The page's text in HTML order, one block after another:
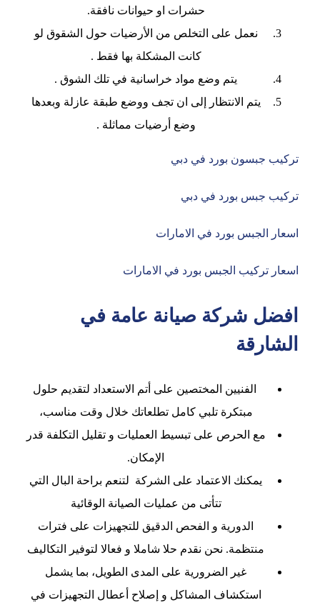
حشرات او حيوانات نافقة.
نعمل على التخلص من الأرضيات حول الشقوق لو
كانت المشكلة بها فقط .
يتم وضع مواد خراسانية في تلك الشوق .
يتم الانتظار إلى ان تجف ووضع طبقة عازلة وبعدها
وضع أرضيات مماثلة .
تركيب جبسون بورد في دبي
تركيب جبس بورد في دبي
اسعار الجبس بورد في الامارات
اسعار تركيب الجبس بورد في الامارات
افضل شركة صيانة عامة في
الشارقة
الفنيين المختصين على أتم الاستعداد لتقديم حلول
مبتكرة تلبي كامل تطلعاتك خلال وقت مناسب،
مع الحرص على تبسيط العمليات و تقليل التكلفة قدر
الإمكان.
يمكنك الاعتماد على الشركة لتنعم براحة البال التي
تتأتى من عمليات الصيانة الوقائية
الدورية و الفحص الدقيق للتجهيزات على فترات
منتظمة. نحن نقدم حلا شاملا و فعالا لتوفير التكاليف
غير الضرورية على المدى الطويل، بما يشمل
استكشاف المشاكل و إصلاح أعطال التجهيزات في